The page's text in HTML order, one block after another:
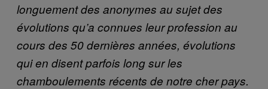
longuement des anonymes au sujet des
évolutions qu’a connues leur profession au
cours des 50 dernières années, évolutions
qui en disent parfois long sur les
chamboulements récents de notre cher pays.